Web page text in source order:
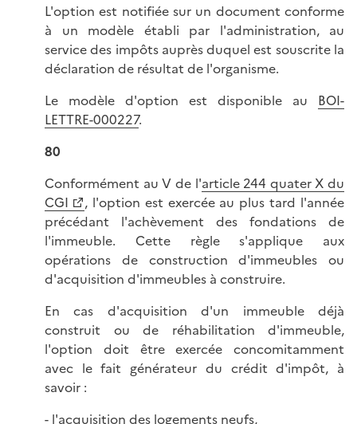
L'option est notifiée sur un document conforme
à un modèle établi par l'administration, au
service des impôts auprès duquel est souscrite la
déclaration de résultat de l'organisme.
Le modèle d'option est disponible au BOI-
LETTRE-000227.
80
Conformément au V de l'article 244 quater X du
CGI
, l'option est exercée au plus tard l'année
précédant l'achèvement des fondations de
l'immeuble. Cette règle s'applique aux
opérations de construction d'immeubles ou
d'acquisition d'immeubles à construire.
En cas d'acquisition d'un immeuble déjà
construit ou de réhabilitation d'immeuble,
l'option doit être exercée concomitamment
avec le fait générateur du crédit d'impôt, à
savoir :
- l'acquisition des logements neufs,